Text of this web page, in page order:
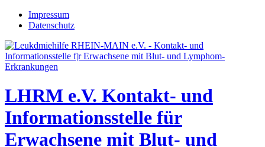
Jump to navigation
Impressum
Datenschutz
LHRM e.V. Kontakt- und
Informationsstelle für
Erwachsene mit Blut- und